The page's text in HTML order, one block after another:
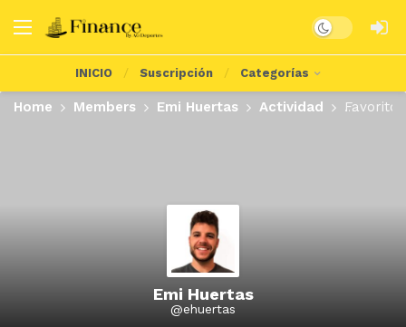
Dark mode
INICIO Suscripción Categorías
Home Members Emi Huertas Actividad Favoritos
Emi Huertas
@ehuertas